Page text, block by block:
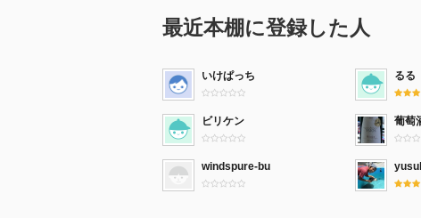
最近本棚に登録した人
いけぱっち るる
ビリケン 葡萄
windspure-bu